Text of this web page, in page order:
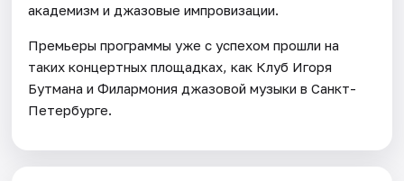
академизм и джазовые импровизации.
Премьеры программы уже с успехом прошли на
таких концертных площадках, как Клуб Игоря
Бутмана и Филармония джазовой музыки в Санкт-
Петербурге.